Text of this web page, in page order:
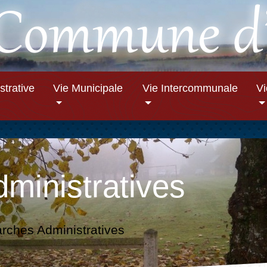
Vie Municipale Vie Intercommunale
Administratives